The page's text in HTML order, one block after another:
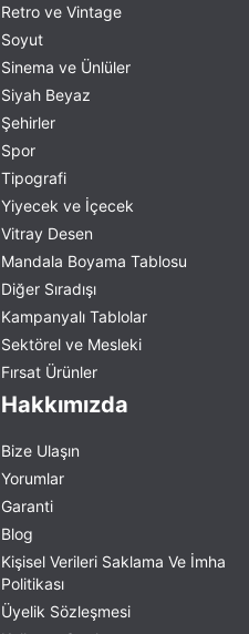
Retro ve Vintage
Soyut
Sinema ve Ünlüler
Siyah Beyaz
Şehirler
Spor
Tipografi
Yiyecek ve İçecek
Vitray Desen
Mandala Boyama Tablosu
Diğer Sıradışı
Kampanyalı Tablolar
Sektörel ve Mesleki
Fırsat Ürünler
Hakkımızda
Bize Ulaşın
Yorumlar
Garanti
Blog
Kişisel Verileri Saklama Ve İmha
Politikası
Üyelik Sözleşmesi